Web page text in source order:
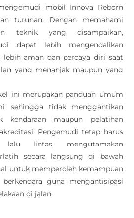
mobil Innova Reborn
turunan. Dengan memahami
teknik yang disampaikan,
dapat lebih mengendalikan
lebih aman dan percaya diri saat
yang menanjak maupun yang
ini merupakan panduan umum
sehingga tidak menggantikan
kendaraan maupun pelatihan
Pengemudi tetap harus
lintas, mengutamakan
secara langsung di bawah
untuk memperoleh kemampuan
guna mengantisipasi
di jalan.